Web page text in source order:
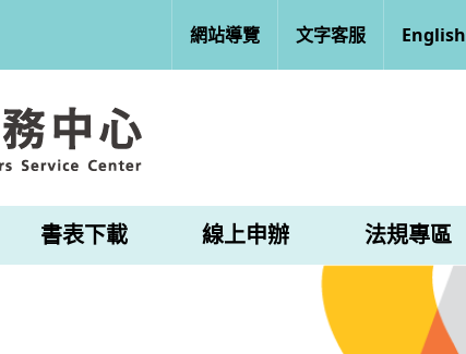
網站導覽 文字客服 English
書表下載 線上申辦 法規專區